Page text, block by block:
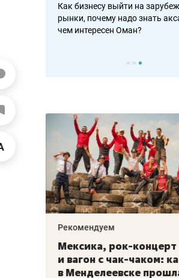
Как бизнесу выйти на
рынки, почему надо знать
чем интересен Оман?
Рекомендуем
Мексика, рок-концерт
и вагон с чак-чаком:
в Менделеевске